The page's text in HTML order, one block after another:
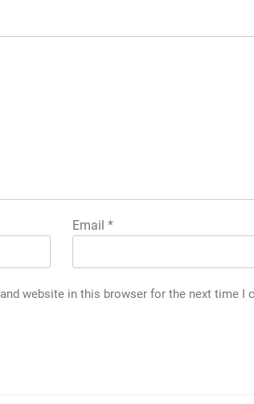
Email *
website in this browser for the next time I